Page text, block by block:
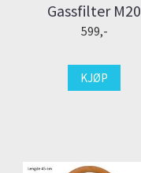
Gassfilter M20
599,-
KJØP